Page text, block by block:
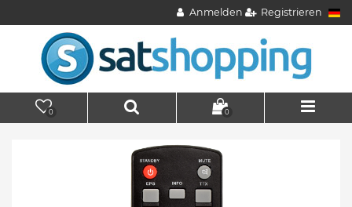
Anmelden Registrieren
0 0